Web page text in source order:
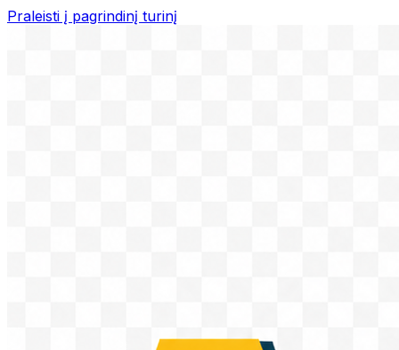
Praleisti į pagrindinį turinį